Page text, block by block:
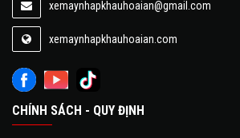
xemaynhapkhauhoaian@gmail.com
xemaynhapkhauhoaian.com
CHÍNH SÁCH - QUY ĐỊNH